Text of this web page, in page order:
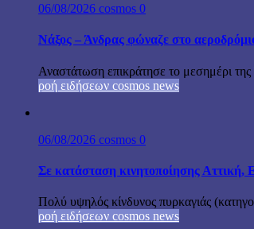
06/08/2026 cosmos 0
Νάξος – Άνδρας φώναζε στο
Αναστάτωση επικράτησε το μεσημέρι
ροή ειδήσεων cosmos news
06/08/2026 cosmos 0
Σε κατάσταση κινητοποίησης Αττική,
Πολύ υψηλός κίνδυνος πυρκαγιάς
ροή ειδήσεων cosmos news